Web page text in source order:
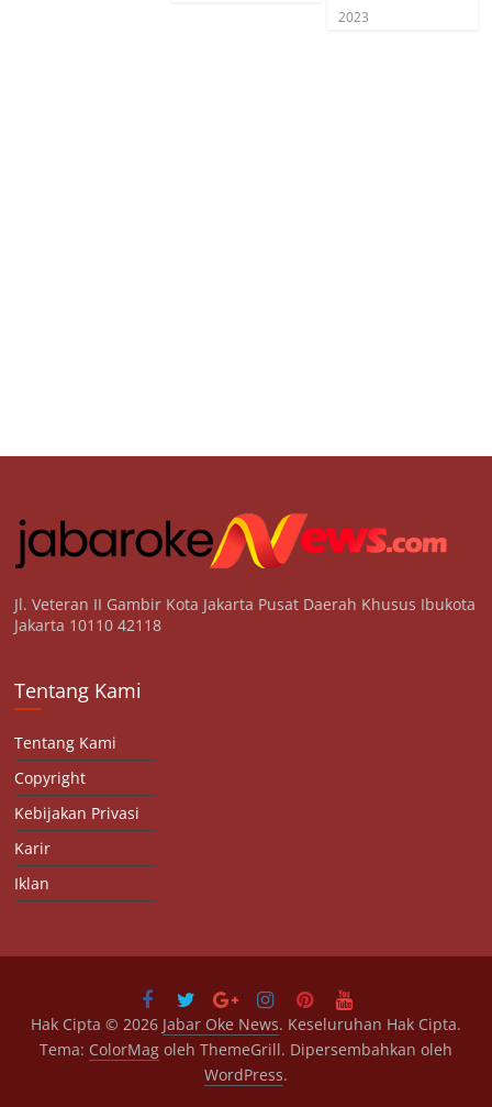
2023
Jl. Veteran II Gambir Kota Jakarta Pusat Daerah Khusus Ibukota
Jakarta 10110 42118
Tentang Kami
Tentang Kami
Copyright
Kebijakan Privasi
Karir
Iklan
Hak Cipta © 2026 Jabar Oke News. Keseluruhan Hak Cipta.
Tema: ColorMagoleh ThemeGrill. Dipersembahkan oleh
WordPress.